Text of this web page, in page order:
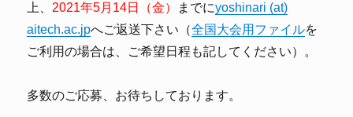
上、 2021年5月14日（金） までにyoshinari (at)
aitech.ac.jpへご返送下さい（全国大会用ファイルを
ご利用の場合は、ご希望日程も記してください）。
多数のご応募、お待ちしております。